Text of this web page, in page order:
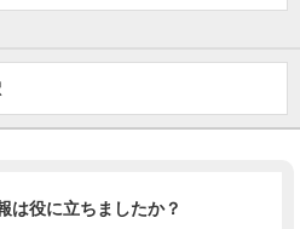
は役に立ちましたか？